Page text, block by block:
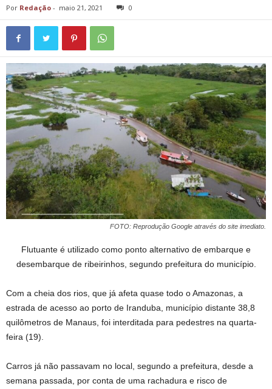
Por Redação - maio 21, 2021 0
FOTO: Reprodução Google através do site imediato.
Flutuante é utilizado como ponto alternativo de embarque e
desembarque de ribeirinhos, segundo prefeitura do município.
Com a cheia dos rios, que já afeta quase todo o Amazonas, a
estrada de acesso ao porto de Iranduba, município distante 38,8
quilômetros de Manaus, foi interditada para pedestres na quarta-
feira (19).
Carros já não passavam no local, segundo a prefeitura, desde a
semana passada, por conta de uma rachadura e risco de